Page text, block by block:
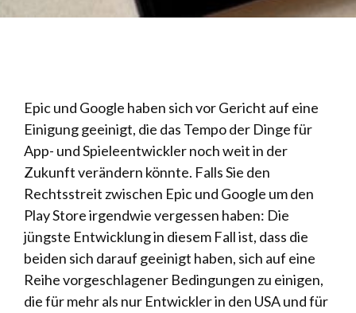
Epic und Google haben sich vor Gericht auf eine
Einigung geeinigt, die das Tempo der Dinge für
App- und Spieleentwickler noch weit in der
Zukunft verändern könnte. Falls Sie den
Rechtsstreit zwischen Epic und Google um den
Play Store irgendwie vergessen haben: Die
jüngste Entwicklung in diesem Fall ist, dass die
beiden sich darauf geeinigt haben, sich auf eine
Reihe vorgeschlagener Bedingungen zu einigen,
die für mehr als nur Entwickler in den USA und für